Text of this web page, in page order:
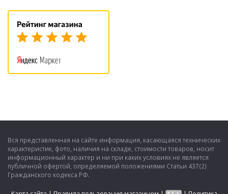
Вся представленная на сайте информация, касающаяся технических
характеристик, фото, наличия на складе, стоимости товаров, носит
информационный характер и ни при каких условиях не является
публичной офертой, определяемой положениями Статьи 437(2)
Гражданского кодекса РФ.